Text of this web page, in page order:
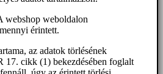
webshop weboldalon
érintett.
az adatok törlésének
17. cikk (1) bekezdésében foglalt